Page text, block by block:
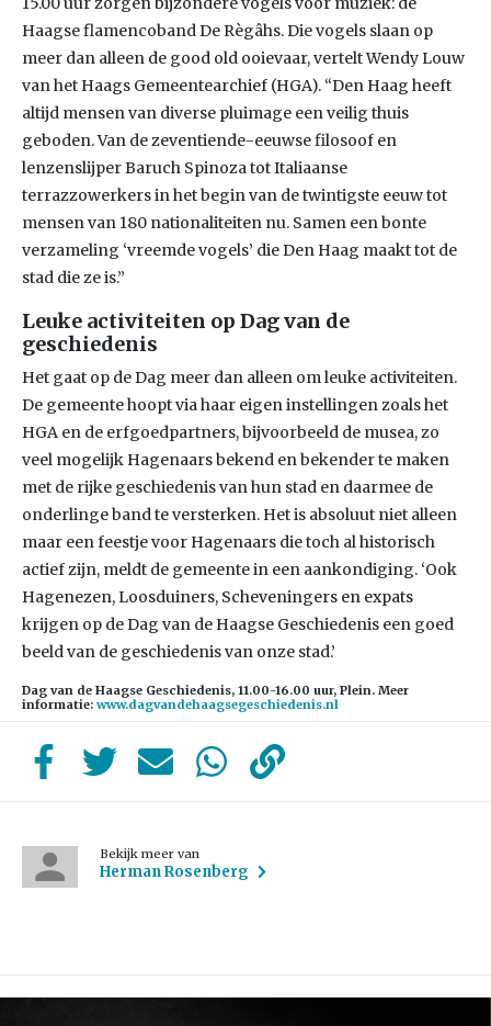
Haagse flamencoband De Règâhs. Die vogels slaan op
meer dan alleen de good old ooievaar, vertelt Wendy Louw
van het Haags Gemeentearchief (HGA). “Den Haag heeft
altijd mensen van diverse pluimage een veilig thuis
geboden. Van de zeventiende-eeuwse filosoof en
lenzenslijper Baruch Spinoza tot Italiaanse
terrazzowerkers in het begin van de twintigste eeuw tot
mensen van 180 nationaliteiten nu. Samen een bonte
verzameling ‘vreemde vogels’ die Den Haag maakt tot de
stad die ze is.”
Leuke activiteiten op Dag van de
geschiedenis
Het gaat op de Dag meer dan alleen om leuke activiteiten.
De gemeente hoopt via haar eigen instellingen zoals het
HGA en de erfgoedpartners, bijvoorbeeld de musea, zo
veel mogelijk Hagenaars bekend en bekender te maken
met de rijke geschiedenis van hun stad en daarmee de
onderlinge band te versterken. Het is absoluut niet alleen
maar een feestje voor Hagenaars die toch al historisch
actief zijn, meldt de gemeente in een aankondiging. ‘Ook
Hagenezen, Loosduiners, Scheveningers en expats
krijgen op de Dag van de Haagse Geschiedenis een goed
beeld van de geschiedenis van onze stad.’
Dag van de Haagse Geschiedenis, 11.00-16.00 uur, Plein. Meer
informatie: www.dagvandehaagsegeschiedenis.nl
Bekijk meer van
Herman Rosenberg